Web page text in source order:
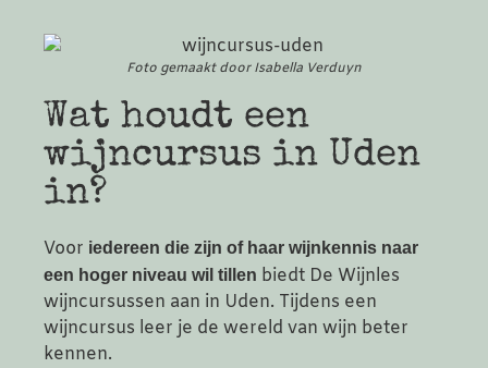
Wat houdt een
wijncursus in Uden
in?
Voor iedereen die zijn of haar wijnkennis naar
een hoger niveau wil tillen biedt De Wijnles
wijncursussen aan in Uden. Tijdens een
wijncursus leer je de wereld van wijn beter
kennen.
Foto gemaakt door Isabella Verduyn